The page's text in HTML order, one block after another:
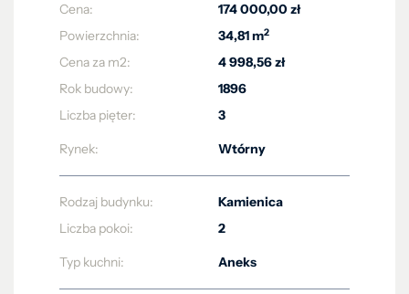
Cena:
174 000,00 zł
Powierzchnia:
34,81 m2
Cena za m2:
4 998,56 zł
Rok budowy:
1896
Liczba pięter:
3
Rynek: Wtórny
Rodzaj budynku:
Kamienica
Liczba pokoi:
2
Typ kuchni: Aneks